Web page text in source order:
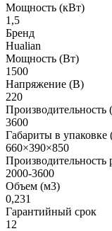
Мощность (кВт)
1,5
Бренд
Hualian
Мощность (Вт)
1500
Напряжение (В)
220
Производительность
3600
Габариты в
660×390×850
Производительность
2000-3600
Объем (м3)
0,231
Гарантийный срок
12